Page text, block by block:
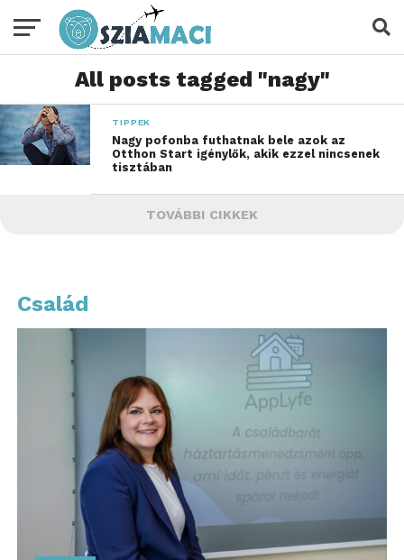
All posts tagged "nagy"
TIPPEK
Nagy pofonba futhatnak bele azok az
Otthon Start igénylők, akik ezzel nincsenek
tisztában
TOVÁBBI CIKKEK
Család